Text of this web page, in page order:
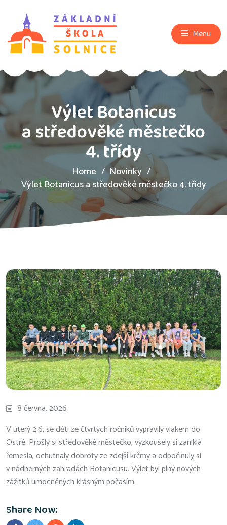
Menu
Výlet Botanicus
a středověké městečko
4. třídy
Home
Novinky
Výlet Botanicus a středověké městečko 4. třídy
8 června, 2026
V úterý 2.6. se děti ze čtvrtých ročníků vypravily vlakem do
Ostré. Prošly si středověké městečko, vyzkoušely si zaniklá
řemesla, ochutnaly dobroty ze zdejší krčmy a odpočinuly si
v nádherných zahradách Botanicusu. Výlet byl plný nových
zážitků umocněných krásným počasím.
Share Now: